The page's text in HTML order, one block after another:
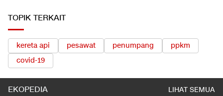
TOPIK TERKAIT
kereta api pesawat penumpang
ppkm
covid-19
EKOPEDIA LIHAT SEMUA